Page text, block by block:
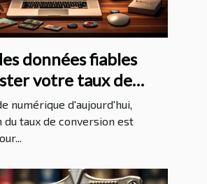
données fiables
votre taux de
numérique d'aujourd'hui,
taux de conversion est